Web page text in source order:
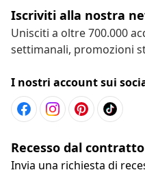
Iscriviti alla nostra
Unisciti a oltre 700.000
settimanali, promozioni
I nostri account sui
Recesso dal contratto
Invia una richiesta di